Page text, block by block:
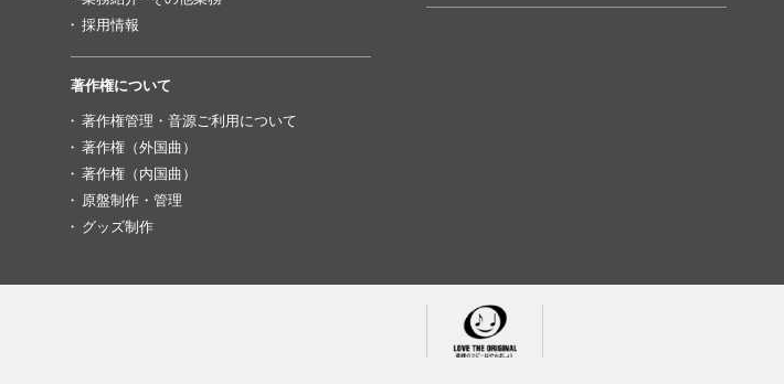
採用情報
著作権について
著作権管理・音源ご利用について
著作権（外国曲）
著作権（内国曲）
原盤制作・管理
グッズ制作